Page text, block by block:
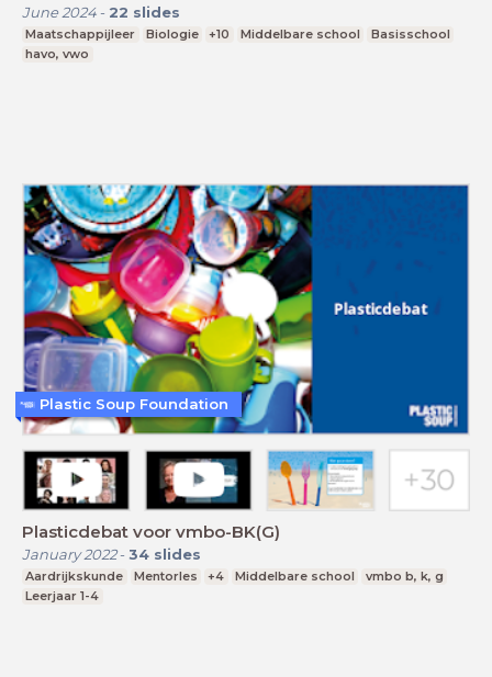
June 2024- 22 slides
Maatschappijleer Biologie +10 Middelbare school
Basisschool
havo, vwo
Plasticdebat voor vmbo-BK(G)
January 2022- 34 slides
Aardrijkskunde Mentorles +4 Middelbare school
vmbo b, k, g
Leerjaar 1-4
Plastic Soup Foundation